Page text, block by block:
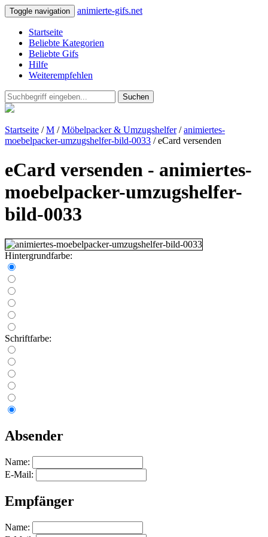
Toggle navigation animierte-gifs.net
Startseite
Beliebte Kategorien
Beliebte Gifs
Hilfe
Weiterempfehlen
Suchen
Startseite /M /Möbelpacker & Umzugshelfer/animiertes-
moebelpacker-umzugshelfer-bild-0033 / eCard versenden
eCard versenden - animiertes-
moebelpacker-umzugshelfer-
bild-0033
Hintergrundfarbe:
Schriftfarbe:
Absender
Name:
E-Mail:
Empfänger
Name: